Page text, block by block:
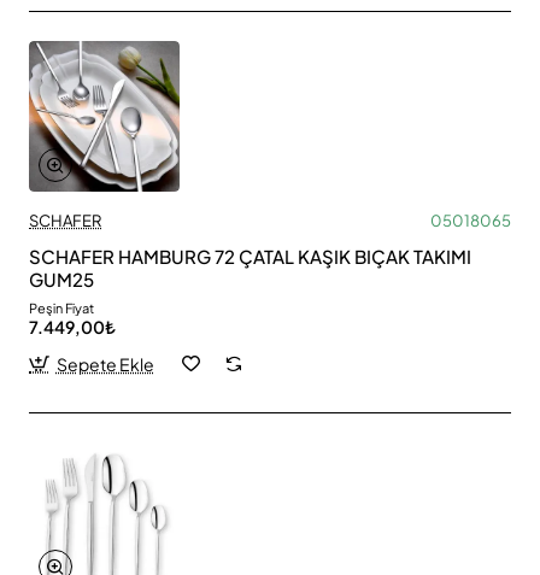
SCHAFER 05018065
SCHAFER HAMBURG 72 ÇATAL KAŞIK BIÇAK TAKIMI
GUM25
Peşin Fiyat
7.449,00₺
Sepete Ekle